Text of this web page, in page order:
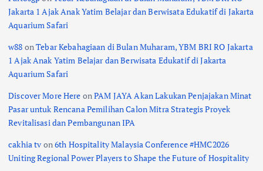
Jakarta 1 Ajak Anak Yatim Belajar dan Berwisata Edukatif di Jakarta
Aquarium Safari
w88 onTebar Kebahagiaan di Bulan Muharam, YBM BRI RO Jakarta
1 Ajak Anak Yatim Belajar dan Berwisata Edukatif di Jakarta
Aquarium Safari
Discover More Here onPAM JAYA Akan Lakukan Penjajakan Minat
Pasar untuk Rencana Pemilihan Calon Mitra Strategis Proyek
Revitalisasi dan Pembangunan IPA
cakhia tv on6th Hospitality Malaysia Conference #HMC2026
Uniting Regional Power Players to Shape the Future of Hospitality